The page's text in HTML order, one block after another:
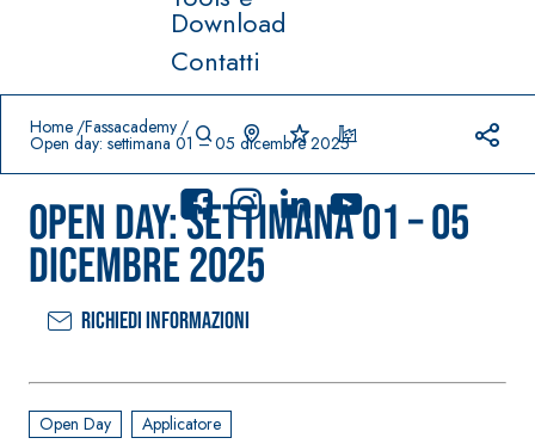
Download
Contatti
Home Fassacademy
Open day: settimana 01 – 05 dicembre 2025
Open day: settimana 01 – 05
dicembre 2025
Richiedi informazioni
Open Day Applicatore
Prodotti in primo piano
PAVIMENTI E
AQU
–
PITTURE